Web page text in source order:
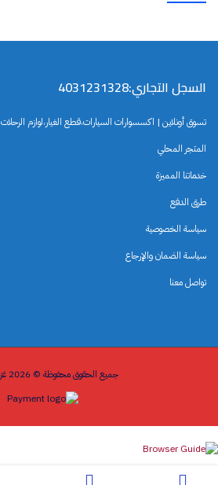
السجل التجاري:4031231328
تسوق أونلاين | اكسسوارات السيارات،قطع الغيار،لوازم الرحلات
المتجر المحلي
خدماتنا المميزة
طرق الدفع
سياسة الخصوصية
سياسة الضمان والإرجاع
تواصل معنا
جميع الحقوق محفوظة © 2026 غزاوي أوتوا .